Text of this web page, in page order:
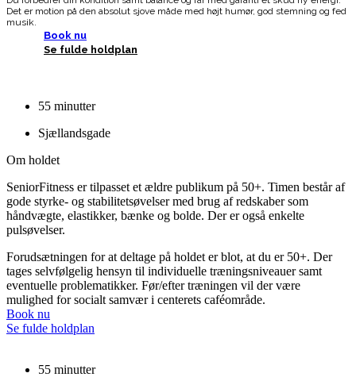
Det er motion på den absolut sjove måde med højt humør, god stemning og fed
musik.
Book nu
Se fulde holdplan
55 minutter
Sjællandsgade
Om holdet
SeniorFitness er tilpasset et ældre publikum på 50+. Timen består af
gode styrke- og stabilitetsøvelser med brug af redskaber som
håndvægte, elastikker, bænke og bolde. Der er også enkelte
pulsøvelser.
Forudsætningen for at deltage på holdet er blot, at du er 50+. Der
tages selvfølgelig hensyn til individuelle træningsniveauer samt
eventuelle problematikker. Før/efter træningen vil der være
mulighed for socialt samvær i centerets caféområde.
Book nu
Se fulde holdplan
55 minutter